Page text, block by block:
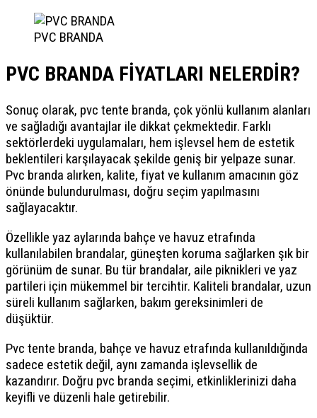
PVC BRANDA
PVC BRANDA FİYATLARI NELERDİR?
Sonuç olarak, pvc tente branda, çok yönlü kullanım alanları
ve sağladığı avantajlar ile dikkat çekmektedir. Farklı
sektörlerdeki uygulamaları, hem işlevsel hem de estetik
beklentileri karşılayacak şekilde geniş bir yelpaze sunar.
Pvc branda alırken, kalite, fiyat ve kullanım amacının göz
önünde bulundurulması, doğru seçim yapılmasını
sağlayacaktır.
Özellikle yaz aylarında bahçe ve havuz etrafında
kullanılabilen brandalar, güneşten koruma sağlarken şık bir
görünüm de sunar. Bu tür brandalar, aile piknikleri ve yaz
partileri için mükemmel bir tercihtir. Kaliteli brandalar, uzun
süreli kullanım sağlarken, bakım gereksinimleri de
düşüktür.
Pvc tente branda, bahçe ve havuz etrafında kullanıldığında
sadece estetik değil, aynı zamanda işlevsellik de
kazandırır. Doğru pvc branda seçimi, etkinliklerinizi daha
keyifli ve düzenli hale getirebilir.